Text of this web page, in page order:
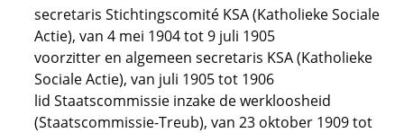
secretaris Stichtingscomité KSA (Katholieke Sociale
Actie), van 4 mei 1904 tot 9 juli 1905
voorzitter en algemeen secretaris KSA (Katholieke
Sociale Actie), van juli 1905 tot 1906
lid Staatscommissie inzake de werkloosheid
(Staatscommissie-Treub), van 23 oktober 1909 tot